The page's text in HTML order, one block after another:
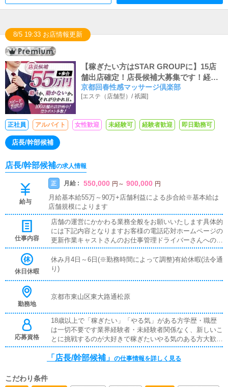
8/5 19:33 お店情報更新
【稼ぎたい方はSTAR GROUPに】15店
舗出店確定！店長候補大募集です！経験
により店長スタートも、未経験でも3ヶ月
で店長に昇格可能です！
京都回春性感マッサージ倶楽部
[エステ（店舗型）/祇園]
正社員 アルバイト 女性歓迎 未経験可 経験者歓迎 即日勤務可
店長/幹部候補
店長/幹部候補の求人情報
給与
正 月給 : 550,000 円 ～ 900,000 円
月給基本給55万～90万+店舗利益による歩合給※基本給は
店舗規模によります
仕事内容
店舗の運営にかかわる業務全般をお願いいたします具体的
には下記内容となりますお客様の電話応対ホームページの
更新作業キャストさんのお仕事管理ドライバーさんへの業
務連絡スタッフ教育面接対応
休日休暇
休み月4日～6日(※勤務時間によって調整)有給休暇(法令通
り)
勤務地
京都市東山区東大路通松原
応募資格
18歳以上で「稼ぎたい」「やる気」がある方学歴・職歴
は一切不要です業界経験者・未経験者関係なく、新しいこ
とに挑戦するのが大好きで稼ぎたいやる気のある方大歓迎
です先輩スタッフが丁寧にレクチャーしますので、やる気
さえあればすぐに昇格可能です※従業員雇用契約、業務委
「店長/幹部候補」 の仕事情報を詳しく見る
こだわり条件